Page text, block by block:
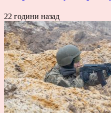
22 години назад